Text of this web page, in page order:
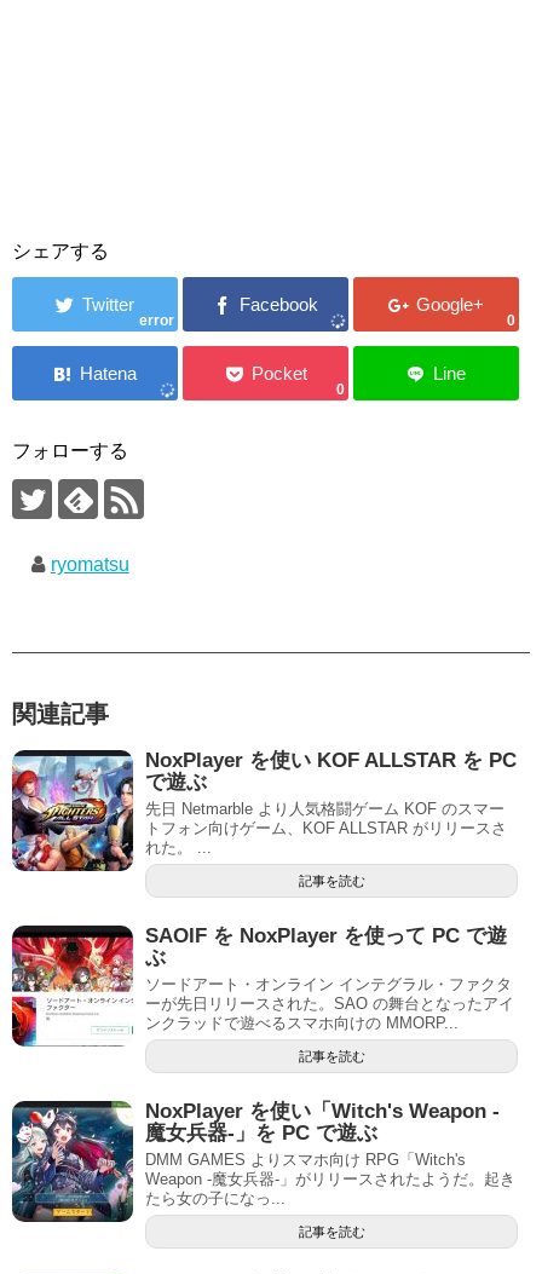
シェアする
error 0
0
フォローする
ryomatsu
関連記事
NoxPlayer を使い KOF ALLSTAR を PC
で遊ぶ
先日 Netmarble より人気格闘ゲーム KOF のスマー
トフォン向けゲーム、KOF ALLSTAR がリリースさ
れた。 ...
記事を読む
SAOIF を NoxPlayer を使って PC で遊
ぶ
ソードアート・オンライン インテグラル・ファクタ
ーが先日リリースされた。SAO の舞台となったアイ
ンクラッドで遊べるスマホ向けの MMORP...
記事を読む
NoxPlayer を使い「Witch's Weapon -
魔女兵器-」を PC で遊ぶ
DMM GAMES よりスマホ向け RPG「Witch's
Weapon -魔女兵器-」がリリースされたようだ。起き
たら女の子になっ...
記事を読む